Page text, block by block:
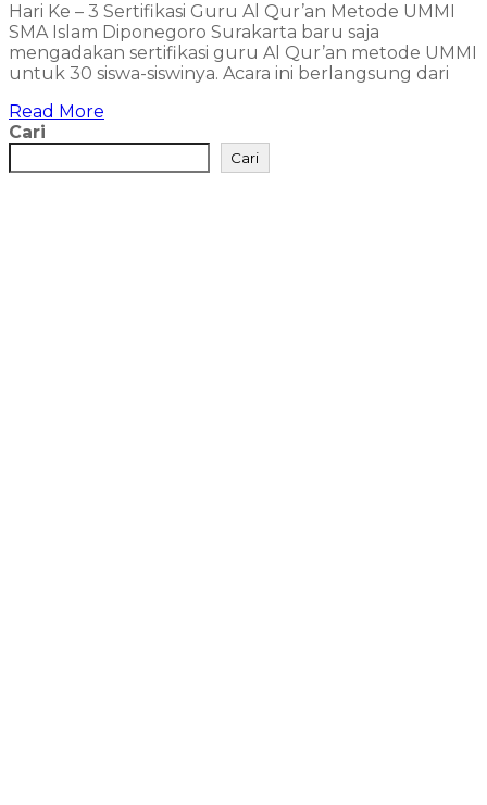
Hari Ke – 3 Sertifikasi Guru Al Qur’an Metode UMMI
SMA Islam Diponegoro Surakarta baru saja
mengadakan sertifikasi guru Al Qur’an metode UMMI
untuk 30 siswa-siswinya. Acara ini berlangsung dari
Read More
Cari
Cari